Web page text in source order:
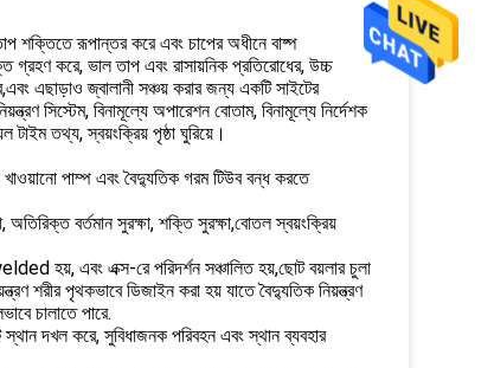
শক্তিতে রূপান্তর করে এবং চাপের অধীনে বাষ্প
গ্রহণ করে, ভাল তাপ এবং রাসায়নিক প্রতিরোধের, উচ্চ
এছাড়াও জ্বালানী সঞ্চয় করার জন্য একটি সাইটের
সিস্টেম, বিনামূল্যে অপারেশন বোতাম, বিনামূল্যে নির্দেশক
টাইম তথ্য, স্বয়ংক্রিয় পৃষ্ঠা ঘুরিয়ে।
খাওয়ানো পাম্প এবং বৈদ্যুতিক গরম টিউব বন্ধ করতে
অতিরিক্ত বর্তমান সুরক্ষা, শক্তি সুরক্ষা,বোতল স্বয়ংক্রিয়
হয়, এবং এক্স-রে পরিদর্শন সঞ্চালিত হয়,ছোট বয়লার চুলা
শরীর পৃথকভাবে ডিজাইন করা হয় যাতে বৈদ্যুতিক নিয়ন্ত্রণ
চালাতে পারে.
দখল করে, সুবিধাজনক পরিবহন এবং স্থান ব্যবহার